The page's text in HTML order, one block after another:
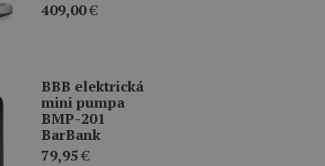
409,00€
BBB elektrická
mini pumpa
BMP-201
BarBank
79,95€